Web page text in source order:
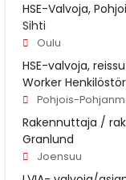
HSE-Valvoja,
Sihti
Oulu
HSE-valvoja,
Worker
Pohjois-
Rakennuttaja /
Granlund
Joensuu